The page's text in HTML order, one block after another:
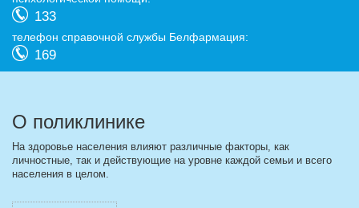
133
телефон справочной службы Белфармация:
169
О поликлинике
На здоровье населения влияют различные факторы, как
личностные, так и действующие на уровне каждой семьи и всего
населения в целом.